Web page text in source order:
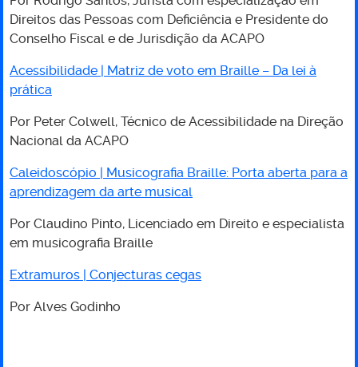
Direitos das Pessoas com Deficiência e Presidente do
Conselho Fiscal e de Jurisdição da ACAPO
Acessibilidade | Matriz de voto em Braille – Da lei à
prática
Por Peter Colwell, Técnico de Acessibilidade na Direção
Nacional da ACAPO
Caleidoscópio | Musicografia Braille: Porta aberta para a
aprendizagem da arte musical
Por Claudino Pinto, Licenciado em Direito e especialista
em musicografia Braille
Extramuros | Conjecturas cegas
Por Alves Godinho